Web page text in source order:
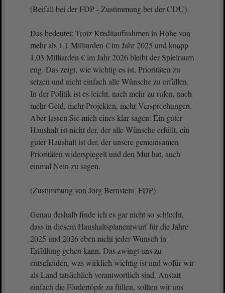
(Beifall bei der FDP - Zustimmung bei der CDU)
Das bedeutet: Trotz Kreditaufnahmen in Höhe von
mehr als 1,1 Milliarden € im Jahr 2025 und knapp
1,03 Milliarden € im Jahr 2026 bleibt der Spielraum
eng. Das zeigt, wie wichtig es ist, Prioritäten zu
setzen und nicht einfach alle Wünsche zu erfüllen.
In der Politik ist es leicht, nach mehr zu rufen, nach
mehr Geld, mehr Projekten, mehr Versprechungen.
Aber lassen Sie mich eines klar sagen: Ein guter
Haushalt ist nicht der, der alle Wünsche erfüllt, ein
guter Haushalt ist der, der unsere gemeinsamen
Prioritäten widerspiegelt und den Mut hat, auch
einmal Nein zu sagen.
(Zustimmung von Jörg Bernstein, FDP)
Genau deshalb finde ich es gar nicht so schlecht,
dass in diesem Haushaltsplanentwurf für die Jahre
2025 und 2026 eben nicht jeder Wunsch in
Erfüllung gehen kann. Das zwingt uns zu
entscheiden, was wirklich wichtig ist und wofür wir
als Land tatsächlich verantwortlich sind. Anstatt
einfach die Fördertöpfe zu füllen, sollten wir uns